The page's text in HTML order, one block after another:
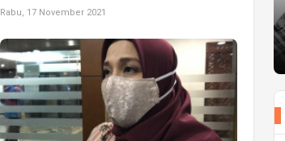
Rabu, 17 November 2021